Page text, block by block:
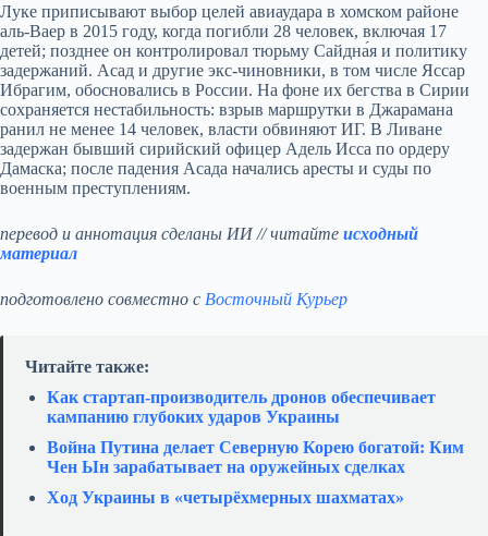
Луке приписывают выбор целей авиаудара в хомском районе
аль-Ваер в 2015 году, когда погибли 28 человек, включая 17
детей; позднее он контролировал тюрьму Сайдна́я и политику
задержаний. Асад и другие экс-чиновники, в том числе Яссар
Ибрагим, обосновались в России. На фоне их бегства в Сирии
сохраняется нестабильность: взрыв маршрутки в Джарамана
ранил не менее 14 человек, власти обвиняют ИГ. В Ливане
задержан бывший сирийский офицер Адель Исса по ордеру
Дамаска; после падения Асада начались аресты и суды по
военным преступлениям.
перевод и аннотация сделаны ИИ // читайте исходный
материал
подготовлено совместно с Восточный Курьер
Читайте также:
Как стартап‑производитель дронов обеспечивает
кампанию глубоких ударов Украины
Война Путина делает Северную Корею богатой: Ким
Чен Ын зарабатывает на оружейных сделках
Ход Украины в «четырёхмерных шахматах»